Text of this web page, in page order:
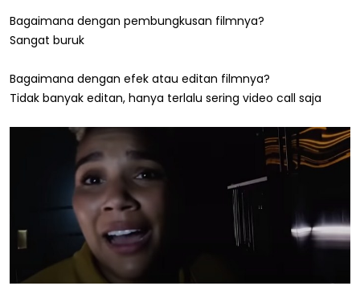
Bagaimana dengan pembungkusan filmnya?
Sangat buruk
Bagaimana dengan efek atau editan filmnya?
Tidak banyak editan, hanya terlalu sering video call saja